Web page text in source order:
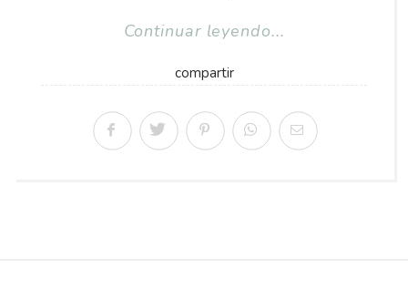
Continuar leyendo...
compartir